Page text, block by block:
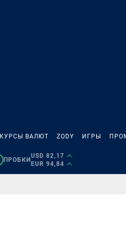
КУРСЫ ВАЛЮТ ZODY ИГРЫ
ПРОБКИ
USD 82,17
EUR 94,84